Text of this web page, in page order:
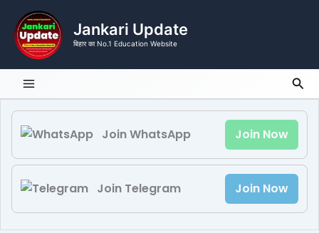
content
Jankari Update
बिहार का No.1 Education Website
Join WhatsApp Join Now
Join Telegram Join Now